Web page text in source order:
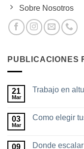
Sobre Nosotros
PUBLICACIONES
21
Mar
Trabajo en
en
todo
03
Mar
Como elegir
en
09 Donde